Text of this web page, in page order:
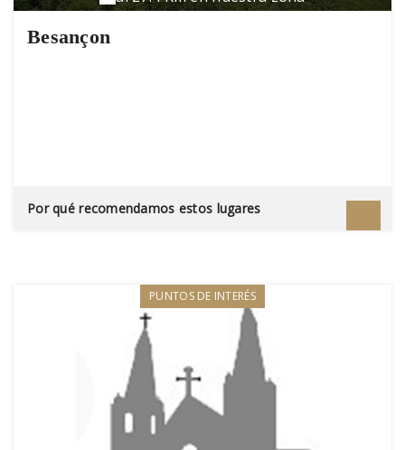
Besançon
Por qué recomendamos estos lugares
PUNTOS DE INTERÉS